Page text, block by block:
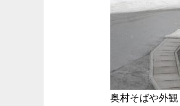
奥村そばや外観